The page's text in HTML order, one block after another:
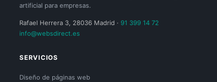
artificial para empresas.
Rafael Herrera 3, 28036 Madrid · 91 399 14 72
info@websdirect.es
SERVICIOS
Diseño de páginas web